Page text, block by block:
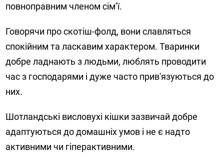
повноправним членом сім’ї.
Говорячи про скотіш-фолд, вони славляться
спокійним та ласкавим характером. Тваринки
добре ладнають з людьми, люблять проводити
час з господарями і дуже часто прив'язуються до
них.
Шотландські висловухі кішки зазвичай добре
адаптуються до домашніх умов і не є надто
активними чи гіперактивними.